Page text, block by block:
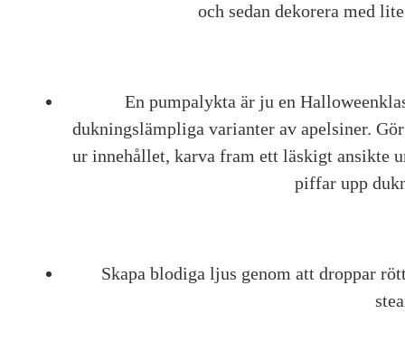
och sedan dekorera med
En pumpalykta är ju en
dukningslämpliga varianter av apelsiner.
ur innehållet, karva fram ett läskigt ansikte
piffar upp
Skapa blodiga ljus genom att droppar